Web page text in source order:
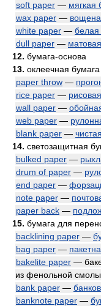
soft paper — мягкая
wax paper —
white paper — белая
dull paper —
12. бумага-основа
13. оклеечная бумага
paper throw —
rice paper —
wall paper —
web paper —
blank paper —
14. светозащитная
bulked paper —
drum of paper —
end paper —
note paper —
paper back —
15. бумага для
backlining paper —
bag paper —
bakelite paper —
из фенольной смолы
bank paper —
banknote paper —